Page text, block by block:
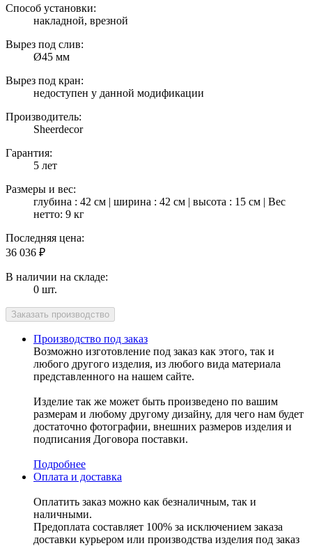
Способ установки:
накладной, врезной
Вырез под слив:
Ø45 мм
Вырез под кран:
недоступен у данной модификации
Производитель:
Sheerdecor
Гарантия:
5 лет
Размеры и вес:
глубина : 42 см | ширина : 42 см | высота : 15 см | Вес
нетто: 9 кг
Последняя цена:
36 036 ₽
В наличии на складе:
0 шт.
Производство под заказ
Возможно изготовление под заказ как этого, так и
любого другого изделия, из любого вида материала
представленного на нашем сайте.
Изделие так же может быть произведено по вашим
размерам и любому другому дизайну, для чего нам будет
достаточно фотографии, внешних размеров изделия и
подписания Договора поставки.
Подробнее
Оплата и доставка
Оплатить заказ можно как безналичным, так и
наличными.
Предоплата составляет 100% за исключением заказа
доставки курьером или производства изделия под заказ